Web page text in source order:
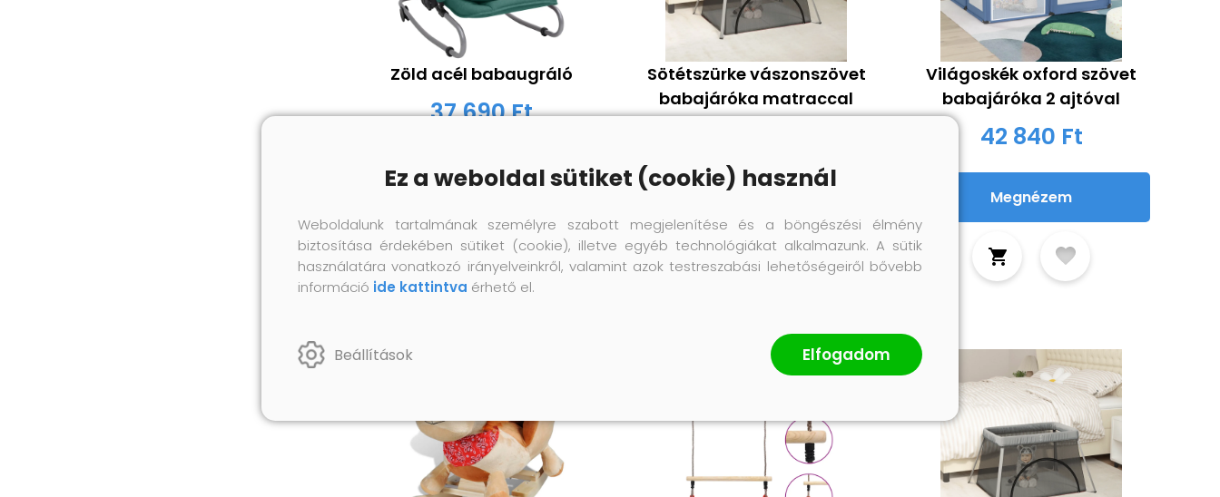
Zöld acél babaugráló
37 690 Ft
Megnézem
Sötétszürke vászonszövet
babajáróka matraccal
Megnézem
Világoskék oxford szövet
babajáróka 2 ajtóval
42 840 Ft
Megnézem
Ez a weboldal sütiket (cookie) használ
Weboldalunk tartalmának személyre szabott megjelenítése és a böngészési élmény
biztosítása érdekében sütiket (cookie), illetve egyéb technológiákat alkalmazunk. A sütik
használatára vonatkozó irányelveinkről, valamint azok testreszabási lehetőségeiről bővebb
információ ide kattintva érhető el.
Beállítások Elfogadom